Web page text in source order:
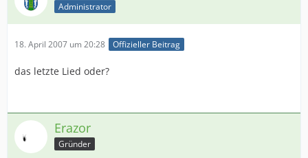
Administrator
18. April 2007 um 20:28 Offizieller Beitrag
das letzte Lied oder?
Erazor
Gründer